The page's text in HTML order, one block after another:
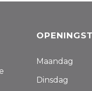
Maandag
Dinsdag